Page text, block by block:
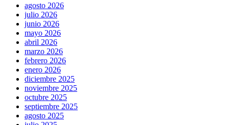
agosto 2026
julio 2026
junio 2026
mayo 2026
abril 2026
marzo 2026
febrero 2026
enero 2026
diciembre 2025
noviembre 2025
octubre 2025
septiembre 2025
agosto 2025